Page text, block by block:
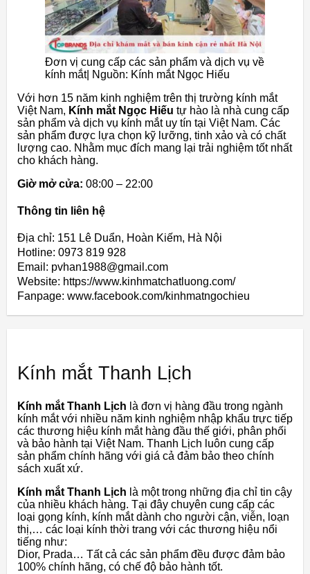
Đơn vị cung cấp các sản phẩm và dịch vụ về
kính mắt| Nguồn: Kính mắt Ngọc Hiếu
Với hơn 15 năm kinh nghiệm trên thị trường kính mắt
Việt Nam, Kính mắt Ngọc Hiếu tự hào là nhà cung cấp
sản phẩm và dịch vụ kính mắt uy tín tại Việt Nam. Các
sản phẩm được lựa chọn kỹ lưỡng, tinh xảo và có chất
lượng cao. Nhằm mục đích mang lại trải nghiệm tốt nhất
cho khách hàng.
Giờ mở cửa: 08:00 – 22:00
Thông tin liên hệ
Địa chỉ: 151 Lê Duẩn, Hoàn Kiếm, Hà Nội
Hotline: 0973 819 928
Email: pvhan1988@gmail.com
Website: https://www.kinhmatchatluong.com/
Fanpage: www.facebook.com/kinhmatngochieu
Kính mắt Thanh Lịch
Kính mắt Thanh Lịch là đơn vị hàng đầu trong ngành
kính mắt với nhiều năm kinh nghiệm nhập khẩu trực tiếp
các thương hiệu kính mắt hàng đầu thế giới, phân phối
và bảo hành tại Việt Nam. Thanh Lịch luôn cung cấp
sản phẩm chính hãng với giá cả đảm bảo theo chính
sách xuất xứ.
Kính mắt Thanh Lịch là một trong những địa chỉ tin cậy
của nhiều khách hàng. Tại đây chuyên cung cấp các
loại gọng kính, kính mắt dành cho người cận, viễn, loạn
thị,… các loại kính thời trang với các thương hiệu nổi
tiếng như:
Dior, Prada… Tất cả các sản phẩm đều được đảm bảo
100% chính hãng, có chế độ bảo hành tốt.